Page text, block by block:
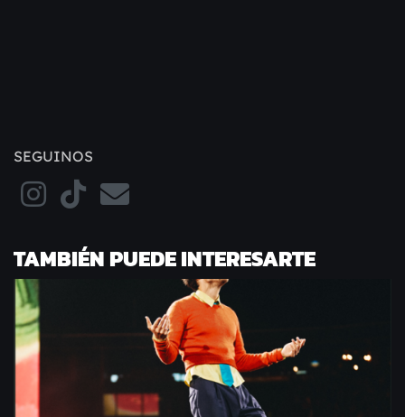
SEGUINOS
TAMBIÉN PUEDE INTERESARTE